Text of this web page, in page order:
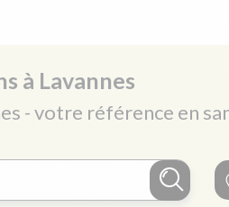
à Lavannes
- votre référence en